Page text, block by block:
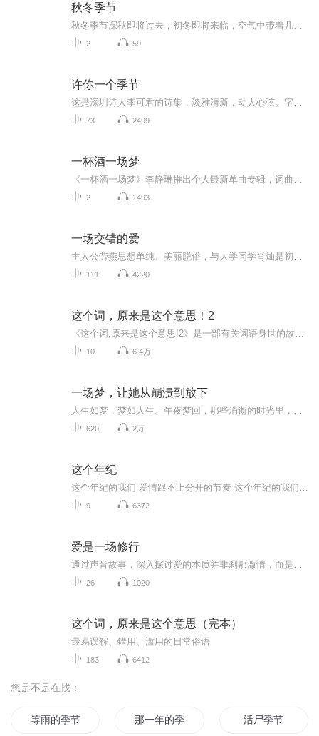
秋冬季节
2 59
许你一个季节
73 2499
一杯酒一场梦
2 1493
一场交错的爱
111 4220
这个词，原来是这个意思！2
10 6.4万
一场梦，让她从崩溃到放下
620 2万
这个年纪
9 6372
爱是一场修行
26 1020
这个词，原来是这个意思（完本）
最易误解、错用、滥用的日常俗语
183 6412
您是不是在找：
等雨的季节 那一年的季节 活尸季节